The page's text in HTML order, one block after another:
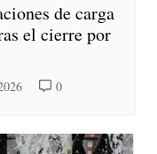
de carga
el cierre por
0